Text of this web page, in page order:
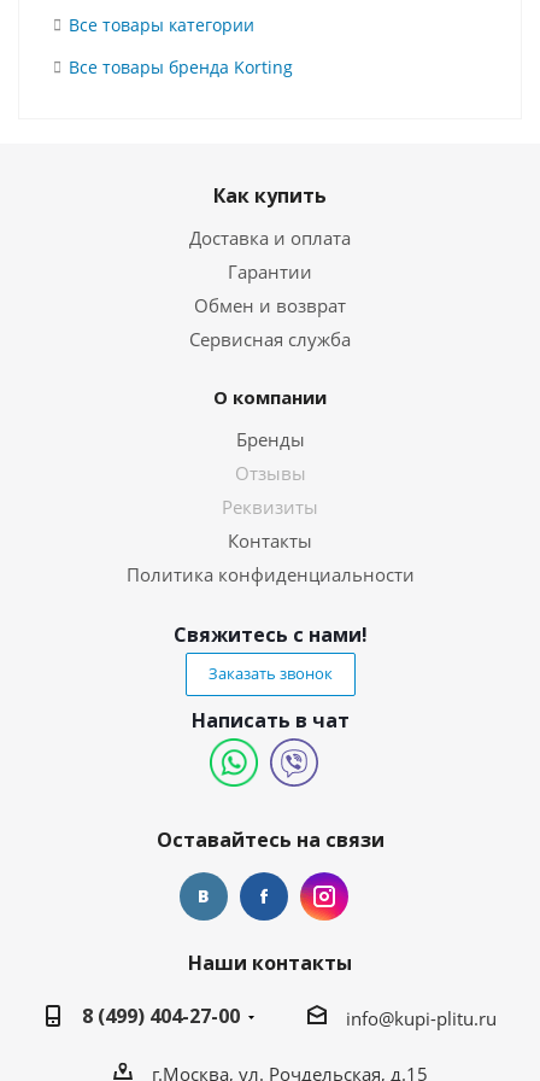
Все товары категории
Все товары бренда Korting
Как купить
Доставка и оплата
Гарантии
Обмен и возврат
Сервисная служба
О компании
Бренды
Отзывы
Реквизиты
Контакты
Политика конфиденциальности
Свяжитесь с нами!
Заказать звонок
Написать в чат
Оставайтесь на связи
Наши контакты
8 (499) 404-27-00
info@kupi-plitu.ru
г.Москва, ул. Рочдельская, д.15